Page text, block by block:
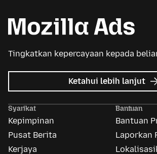
Tingkatkan kepercayaan kepada
Ketahui lebih lanjut
Syarikat
Kepimpinan
Pusat Berita
Kerjaya
Bantuan
Bantuan
Laporkan